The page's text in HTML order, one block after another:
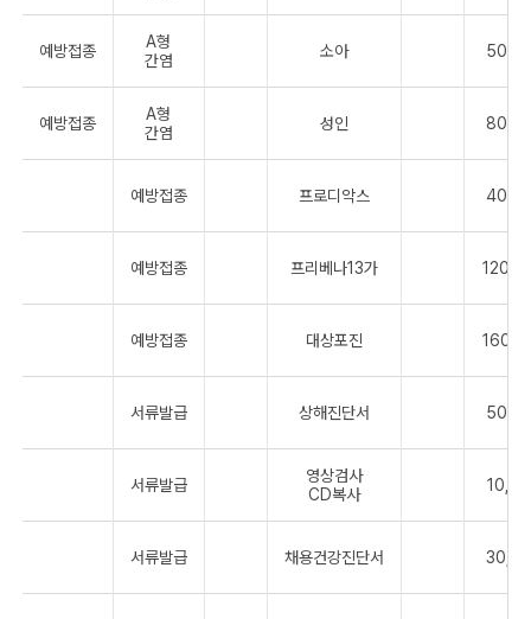
예방접종
A형
간염
소아
예방접종
A형
간염
성인
예방접종 프로디악스
예방접종 프리베나13가
예방접종 대상포진
서류발급 상해진단서
서류발급
영상검사
CD복사
서류발급 채용건강진단서